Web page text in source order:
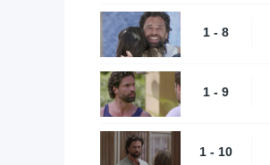
1 - 8
1 - 9
1 - 10